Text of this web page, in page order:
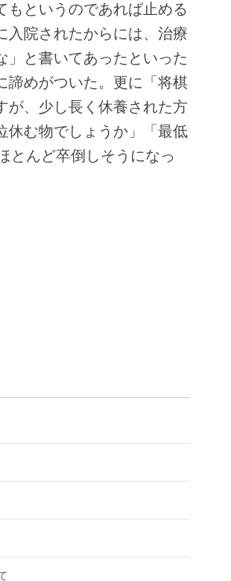
もというのであれば止める
入院されたからには、治療
」と書いてあったといった
諦めがついた。更に「将棋
が、少し長く休養された方
休む物でしょうか」「最低
とんど卒倒しそうになっ